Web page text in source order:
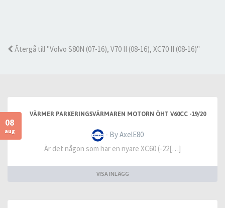
Återgå till "Volvo S80N (07-16), V70 II (08-16), XC70 II (08-16)"
08
aug
VÄRMER PARKERINGSVÄRMAREN MOTORN ÖHT V60CC -19/20
- By AxelE80
Är det någon som har en nyare XC60 (-22[…]
VISA INLÄGG